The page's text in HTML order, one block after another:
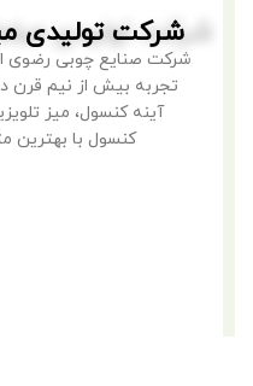
شرکت تولیدی
شرکت صنایع چوبی رضوی
تجربه بیش از نیم قرن
آینه کنسول، میز
کنسول با بهترین